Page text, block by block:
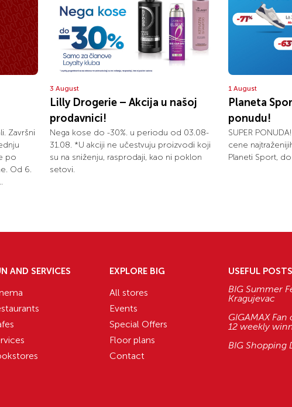
Završni
po
Od 6.
3 August
Lilly Drogerie – Akcija u našoj
prodavnici!
Nega kose do -30%. u periodu od 03.08-
31.08. *U akciji ne učestvuju proizvodi koji
su na sniženju, rasprodaji, kao ni poklon
setovi.
1 August
Planeta
ponudu!
SUPER
cene
Planeti Sport,
AND SERVICES EXPLORE BIG
All stores
Events
Special Offers
Floor plans
Contact
USEFUL POSTS
BIG Summer
Kragujevac
GIGAMAX
12 weekly
BIG Shopping